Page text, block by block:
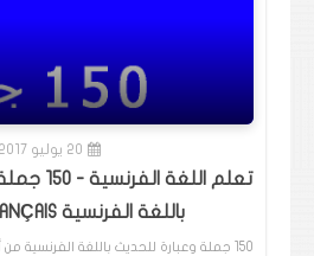
20 يوليو 2017
تعلم
باللغة الفرنسية PARLER FRANÇAIS
150 جملة وعبارة للحديث باللغة الفرنسية